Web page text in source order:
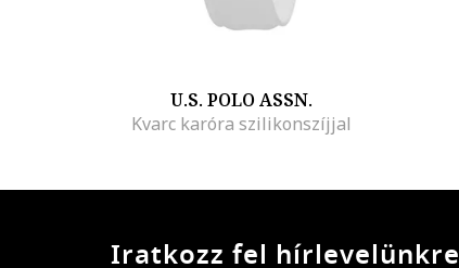
U.S. POLO ASSN.
Kvarc karóra szilikonszíjjal
Iratkozz fel hírlevelünkre